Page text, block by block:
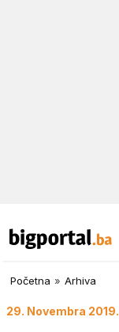
Početna » Arhiva
29. Novembra 2019.